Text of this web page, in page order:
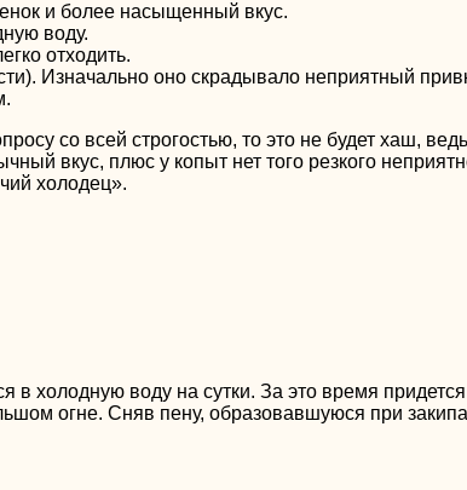
и более насыщенный вкус.
воду.
отходить.
Изначально оно скрадывало неприятный
со всей строгостью, то это не будет хаш,
вкус, плюс у копыт нет того резкого
холодец».
в холодную воду на сутки. За это время
огне. Сняв пену, образовавшуюся при